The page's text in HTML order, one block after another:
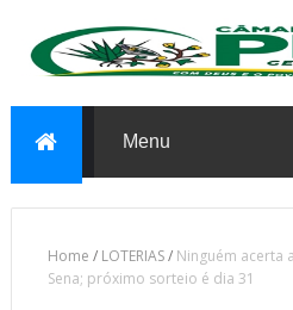
Home / LOTERIAS/ Ninguém acerta
Sena; próximo sorteio é dia 31